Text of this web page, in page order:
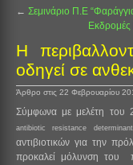
← Σεμινάριο Π.Ε
Εκδρομές
Η
οδηγεί σε
Άρθρο στις 22 Φεβρουαρίου
Σύμφωνα με μελέτη του
antibiotic resistance
αντιβιοτικών για την
προκαλεί μόλυνση του